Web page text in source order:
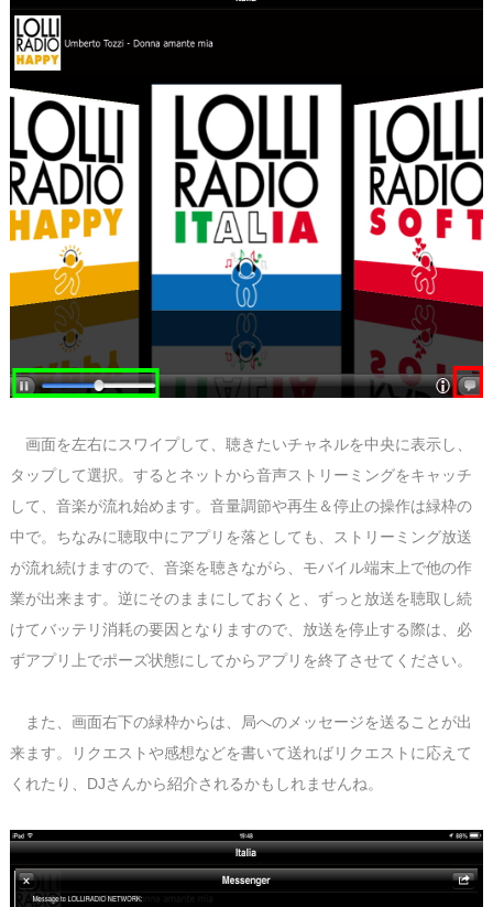
画面を左右にスワイプして、聴きたいチャネルを中央に表示し、
タップして選択。するとネットから音声ストリーミングをキャッチ
して、音楽が流れ始めます。音量調節や再生＆停止の操作は緑枠の
中で。ちなみに聴取中にアプリを落としても、ストリーミング放送
が流れ続けますので、音楽を聴きながら、モバイル端末上で他の作
業が出来ます。逆にそのままにしておくと、ずっと放送を聴取し続
けてバッテリ消耗の要因となりますので、放送を停止する際は、必
ずアプリ上でポーズ状態にしてからアプリを終了させてください。
また、画面右下の緑枠からは、局へのメッセージを送ることが出
来ます。リクエストや感想などを書いて送ればリクエストに応えて
くれたり、DJさんから紹介されるかもしれませんね。